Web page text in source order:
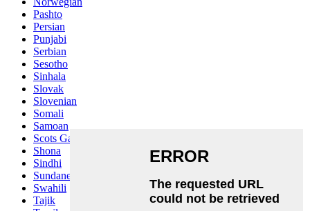
Pashto
Persian
Punjabi
Serbian
Sesotho
Sinhala
Slovak
Slovenian
Somali
Samoan
Scots Gaelic
Shona
Sindhi
Sundanese
Swahili
Tajik